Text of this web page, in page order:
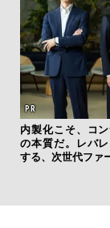
内製化こそ、コ
の本質だ。レバ
する、次世代ファ